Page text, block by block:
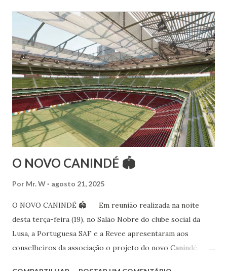
Esteve na Índia aprofundando seus estudos neste estilo
além de partir para pesquisa e vivência das danças
folclóricas do Rajastão (Kalbelia, Banjara, Ghoomar, Chair).
Bailarina profissional e professora de dança. Dedica-se há
15 anos ao estudo e pesquisa de danças étnicas, em especial
às danças ciganas, árabes e indianas. Iniciou seus estudos de
dança aos 4 anos de idade (em 1982) no balé clássico,
passando por diversas atividades co...
O NOVO CANINDÉ 🏟
Por Mr. W agosto 21, 2025
O NOVO CANINDÉ 🏟 Em reunião realizada na noite
desta terça-feira (19), no Salão Nobre do clube social da
Lusa, a Portuguesa SAF e a Revee apresentaram aos
conselheiros da associação o projeto do novo Canindé.